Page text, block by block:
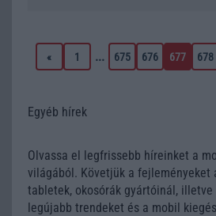
« 1 ... 675 676 677 678
Egyéb hírek
Olvassa el legfrissebb híreinket a
világából. Követjük a fejleményeket
tabletek, okosórák gyártóinál,
legújabb trendeket és a mobil